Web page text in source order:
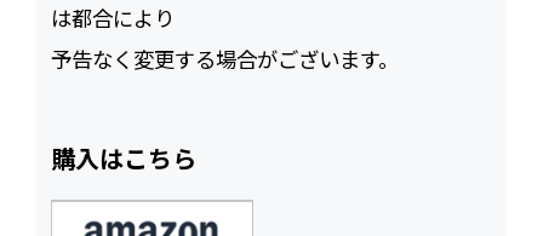
は都合により
予告なく変更する場合がございます。
購入はこちら